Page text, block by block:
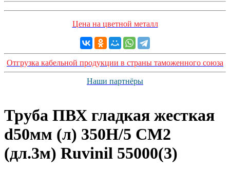
Цена на цветной металл
Отгрузка кабельной продукции в страны таможенного союза
Наши партнёры
Труба ПВХ гладкая жесткая
d50мм (л) 350Н/5 СМ2
(дл.3м) Ruvinil 55000(3)